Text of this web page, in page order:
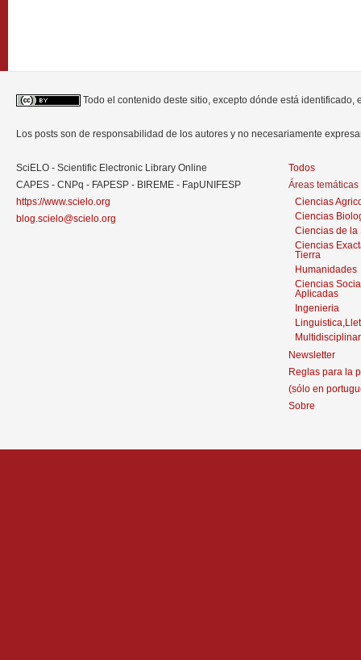
Todo el contenido deste sitio, excepto dónde está identificado,
Los posts son de responsabilidad de los autores y no necesariamente
SciELO - Scientific Electronic Library Online
CAPES - CNPq - FAPESP - BIREME - FapUNIFESP
https://www.scielo.org
blog.scielo@scielo.org
Todos
Áreas temáticas
Ciencias
Ciencias
Ciencias de la
Ciencias
Tierra
Humanidades
Ciencias
Aplicadas
Ingenieria
Newsletter
Reglas para la
(sólo en
Sobre